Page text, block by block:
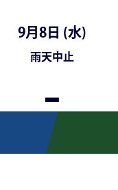
9月8日 (水)
雨天中止
-